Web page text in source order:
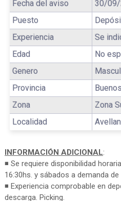
Fecha del aviso
30/09/
Puesto
Experiencia
Se
Edad
No
Genero
Provincia
Zona
Zona
Localidad
INFORMACIÓN ADICIONAL:
◾ Se requiere disponibilidad
16:30hs. y sábados a demanda de
◾ Experiencia comprobable en
descarga. Picking.